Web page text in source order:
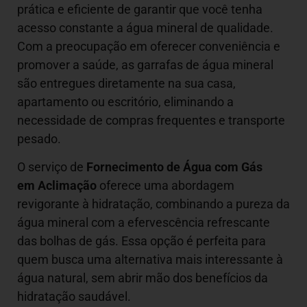
prática e eficiente de garantir que você tenha
acesso constante a água mineral de qualidade.
Com a preocupação em oferecer conveniência e
promover a saúde, as garrafas de água mineral
são entregues diretamente na sua casa,
apartamento ou escritório, eliminando a
necessidade de compras frequentes e transporte
pesado.
O serviço de Fornecimento de Água com Gás
em Aclimação oferece uma abordagem
revigorante à hidratação, combinando a pureza da
água mineral com a efervescência refrescante
das bolhas de gás. Essa opção é perfeita para
quem busca uma alternativa mais interessante à
água natural, sem abrir mão dos benefícios da
hidratação saudável.